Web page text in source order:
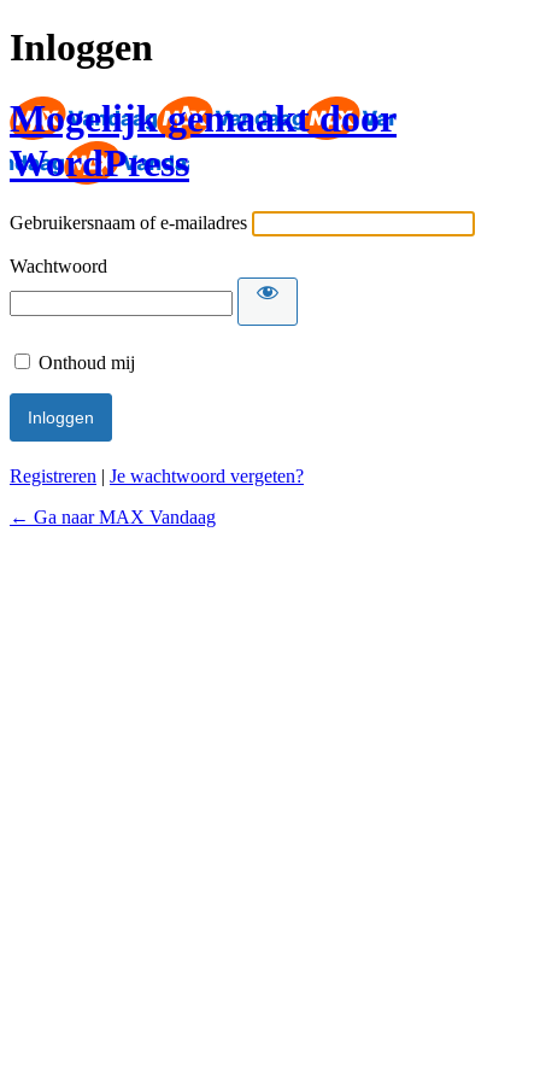
Inloggen
Mogelijk gemaakt door
WordPress
Gebruikersnaam of e-mailadres
Wachtwoord
Onthoud mij
Registreren | Je wachtwoord vergeten?
← Ga naar MAX Vandaag